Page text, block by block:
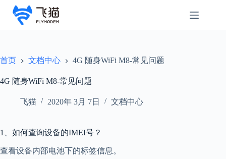
首页 文档中心 4G 随身WiFi M8-常见问题
4G 随身WiFi M8-常见问题
飞猫 2020年 3月 7日 文档中心
1、如何查询设备的IMEI号？
查看设备内部电池下的标签信息。